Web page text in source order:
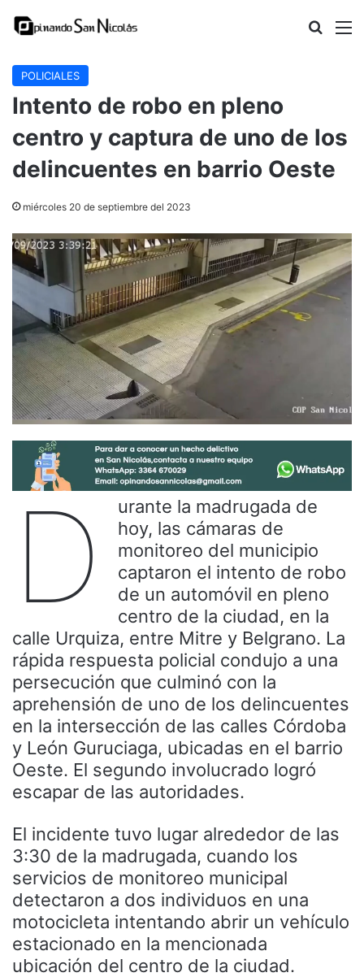
Buscar
POLICIALES
Intento de robo en pleno
centro y captura de uno de los
delincuentes en barrio Oeste
miércoles 20 de septiembre del 2023
D
urante la madrugada de
hoy, las cámaras de
monitoreo del municipio
captaron el intento de robo
de un automóvil en pleno
centro de la ciudad, en la
calle Urquiza, entre Mitre y Belgrano. La
rápida respuesta policial condujo a una
persecución que culminó con la
aprehensión de uno de los delincuentes
en la intersección de las calles Córdoba
y León Guruciaga, ubicadas en el barrio
Oeste. El segundo involucrado logró
escapar de las autoridades.
El incidente tuvo lugar alrededor de las
3:30 de la madrugada, cuando los
servicios de monitoreo municipal
detectaron a dos individuos en una
motocicleta intentando abrir un vehículo
estacionado en la mencionada
ubicación del centro de la ciudad.